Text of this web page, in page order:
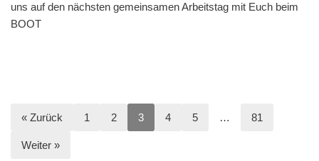
uns auf den nächsten gemeinsamen Arbeitstag mit Euch beim
BOOT
« Zurück 1 2 3 4 5 … 81
Weiter »